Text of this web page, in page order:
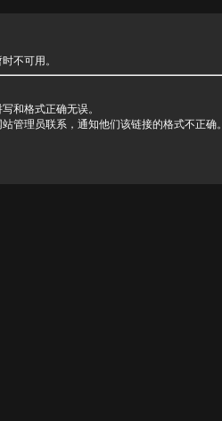
不可用。
和格式正确无误。
管理员联系，通知他们该链接的格式不正确。